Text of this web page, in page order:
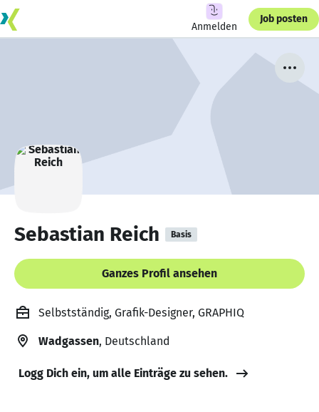
Anmelden
Job posten
Sebastian Reich Basis
Ganzes Profil ansehen
Selbstständig, Grafik-Designer, GRAPHIQ
Wadgassen, Deutschland
Logg Dich ein, um alle Einträge zu sehen.